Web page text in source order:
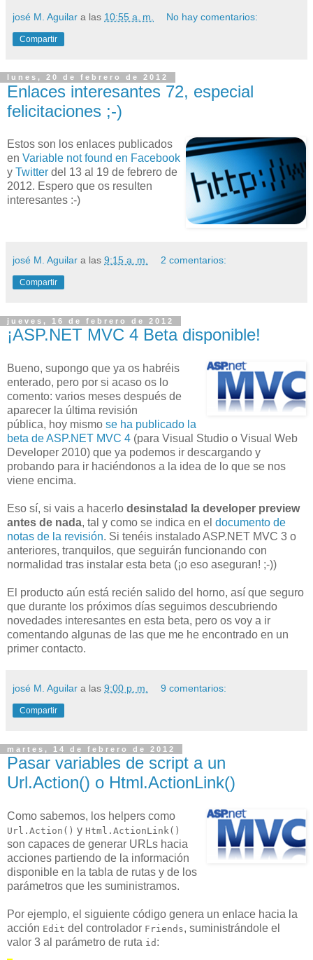
josé M. Aguilar a las 10:55 a. m. No hay comentarios:
Compartir
lunes, 20 de febrero de 2012
Enlaces interesantes 72, especial
felicitaciones ;-)
Estos son los enlaces publicados
en Variable not found en Facebook
y Twitter del 13 al 19 de febrero de
2012. Espero que os resulten
interesantes :-)
josé M. Aguilar a las 9:15 a. m. 2 comentarios:
Compartir
jueves, 16 de febrero de 2012
¡ASP.NET MVC 4 Beta disponible!
Bueno, supongo que ya os habréis
enterado, pero por si acaso os lo
comento: varios meses después de
aparecer la última revisión
pública, hoy mismo se ha publicado la
beta de ASP.NET MVC 4 (para Visual Studio o Visual Web
Developer 2010) que ya podemos ir descargando y
probando para ir haciéndonos a la idea de lo que se nos
viene encima.
Eso sí, si vais a hacerlo desinstalad la developer preview
antes de nada, tal y como se indica en el documento de
notas de la revisión. Si tenéis instalado ASP.NET MVC 3 o
anteriores, tranquilos, que seguirán funcionando con
normalidad tras instalar esta beta (¡o eso aseguran! ;-))
El producto aún está recién salido del horno, así que seguro
que durante los próximos días seguimos descubriendo
novedades interesantes en esta beta, pero os voy a ir
comentando algunas de las que me he encontrado en un
primer contacto.
josé M. Aguilar a las 9:00 p. m. 9 comentarios:
Compartir
martes, 14 de febrero de 2012
Pasar variables de script a un
Url.Action() o Html.ActionLink()
Como sabemos, los helpers como
Url.Action() y Html.ActionLink()
son capaces de generar URLs hacia
acciones partiendo de la información
disponible en la tabla de rutas y de los
parámetros que les suministramos.
Por ejemplo, el siguiente código genera un enlace hacia la
acción Edit del controlador Friends, suministrándole el
valor 3 al parámetro de ruta id :